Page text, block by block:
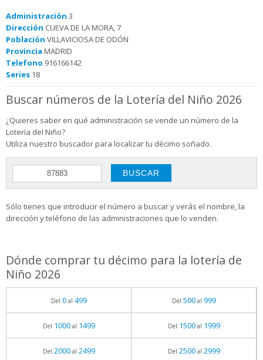
Administración 3
Dirección CUEVA DE LA MORA, 7
Población VILLAVICIOSA DE ODÓN
Provincia MADRID
Telefono 916166142
Series 18
Buscar números de la Lotería del Niño 2026
¿Quieres saber en qué administración se vende un número de la
Lotería del Niño?
Utiliza nuestro buscador para localizar tu décimo soñado.
Sólo tienes que introducir el número a buscar y verás el nombre, la
dirección y teléfono de las administraciones que lo venden.
Dónde comprar tu décimo para la lotería de
Niño 2026
Del 0al 499 Del 500al 999
Del 1000al 1499 Del 1500al 1999
Del 2000al 2499 Del 2500al 2999